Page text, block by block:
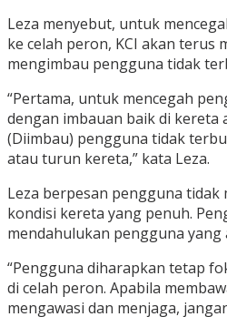
Leza menyebut, untuk
ke celah peron, KCI akan terus
mengimbau pengguna tidak
“Pertama, untuk mencegah
dengan imbauan baik di kereta
(Diimbau) pengguna tidak
atau turun kereta,” kata Leza.
Leza berpesan pengguna tidak
kondisi kereta yang penuh.
mendahulukan pengguna yang
“Pengguna diharapkan tetap
di celah peron. Apabila
mengawasi dan menjaga,